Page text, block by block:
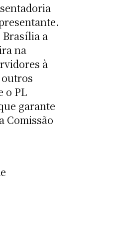
a
na
à
o PL
garante
Comissão